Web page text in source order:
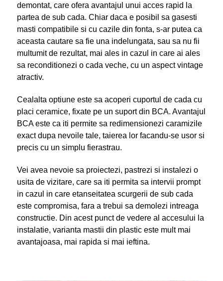
demontat, care ofera avantajul unui acces rapid la
partea de sub cada. Chiar daca e posibil sa gasesti
masti compatibile si cu cazile din fonta, s-ar putea ca
aceasta cautare sa fie una indelungata, sau sa nu fii
multumit de rezultat, mai ales in cazul in care ai ales
sa reconditionezi o cada veche, cu un aspect vintage
atractiv.
Cealalta optiune este sa acoperi cuportul de cada cu
placi ceramice, fixate pe un suport din BCA. Avantajul
BCA este ca iti permite sa redimensionezi caramizile
exact dupa nevoile tale, taierea lor facandu-se usor si
precis cu un simplu fierastrau.
Vei avea nevoie sa proiectezi, pastrezi si instalezi o
usita de vizitare, care sa iti permita sa intervii prompt
in cazul in care etanseitatea scurgerii de sub cada
este compromisa, fara a trebui sa demolezi intreaga
constructie. Din acest punct de vedere al accesului la
instalatie, varianta mastii din plastic este mult mai
avantajoasa, mai rapida si mai ieftina.